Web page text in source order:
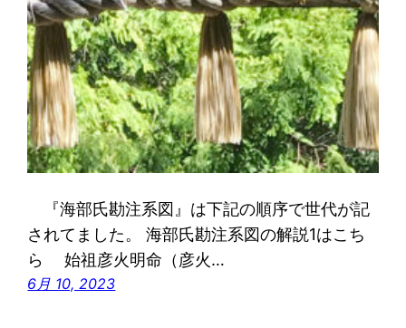
『海部氏勘注系図』は下記の順序で世代が記
されてました。 海部氏勘注系図の解説1はこち
ら 始祖彦火明命（彦火…
6月 10, 2023